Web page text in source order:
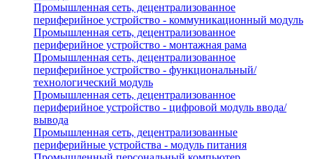
Промышленная сеть, децентрализованное
периферийное устройство - коммуникационный модуль
Промышленная сеть, децентрализованное
периферийное устройство - монтажная рама
Промышленная сеть, децентрализованное
периферийное устройство - функциональный/
технологический модуль
Промышленная сеть, децентрализованное
периферийное устройство - цифровой модуль ввода/
вывода
Промышленная сеть, децентрализованные
периферийные устройства - модуль питания